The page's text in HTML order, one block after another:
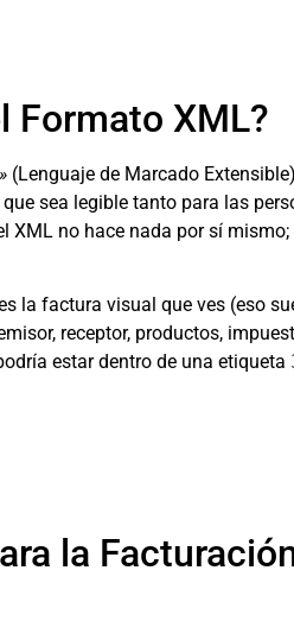
Formato XML?
(Lenguaje de Marcado
sea legible tanto para las
no hace nada por sí
la factura visual que ves (eso
receptor, productos,
estar dentro de una etiqueta
la